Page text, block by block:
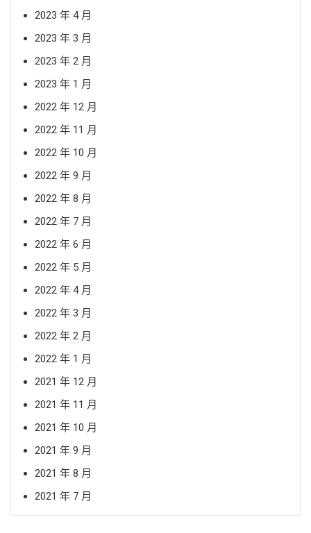
2023 年 4 月
2023 年 3 月
2023 年 2 月
2023 年 1 月
2022 年 12 月
2022 年 11 月
2022 年 10 月
2022 年 9 月
2022 年 8 月
2022 年 7 月
2022 年 6 月
2022 年 5 月
2022 年 4 月
2022 年 3 月
2022 年 2 月
2022 年 1 月
2021 年 12 月
2021 年 11 月
2021 年 10 月
2021 年 9 月
2021 年 8 月
2021 年 7 月